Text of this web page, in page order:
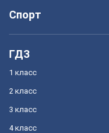
Спорт
ГДЗ
1 класс
2 класс
3 класс
4 класс